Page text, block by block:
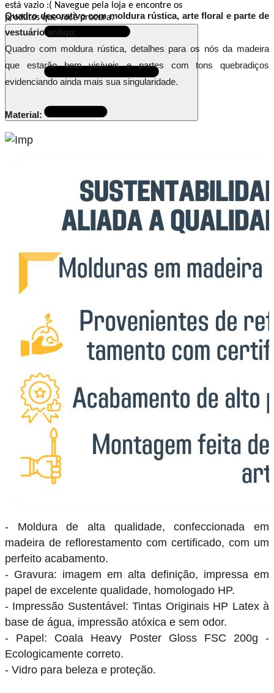
está vazio :( Navegue pela loja e encontre os
produtos que você procura.
Quadro decorativo com moldura rústica, arte floral e parte de
vestuário antigo.
Quadro com moldura rústica, detalhes para os nós da madeira
que estarão bem visíveis e partes com tons quebradiços
evidenciando ainda mais sua singularidade.
Material:
- Moldura de alta qualidade, confeccionada em
madeira de reflorestamento com certificado, com um
perfeito acabamento.
- Gravura: imagem em alta definição, impressa em
papel de excelente qualidade, homologado HP.
- Impressão Sustentável: Tintas Originais HP Latex à
base de água, impressão atóxica e sem odor.
- Papel: Coala Heavy Poster Gloss FSC 200g -
Ecologicamente correto.
- Vidro para beleza e proteção.